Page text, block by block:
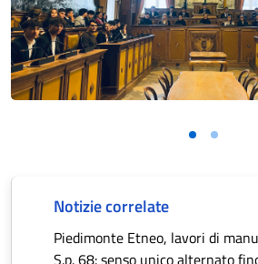
Notizie correlate
Piedimonte Etneo, lavori di
S.p. 68: senso unico alternato